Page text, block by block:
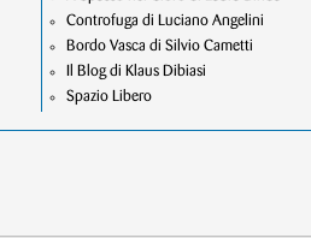
Controfuga di Luciano Angelini
Bordo Vasca di Silvio Cametti
Il Blog di Klaus Dibiasi
Spazio Libero